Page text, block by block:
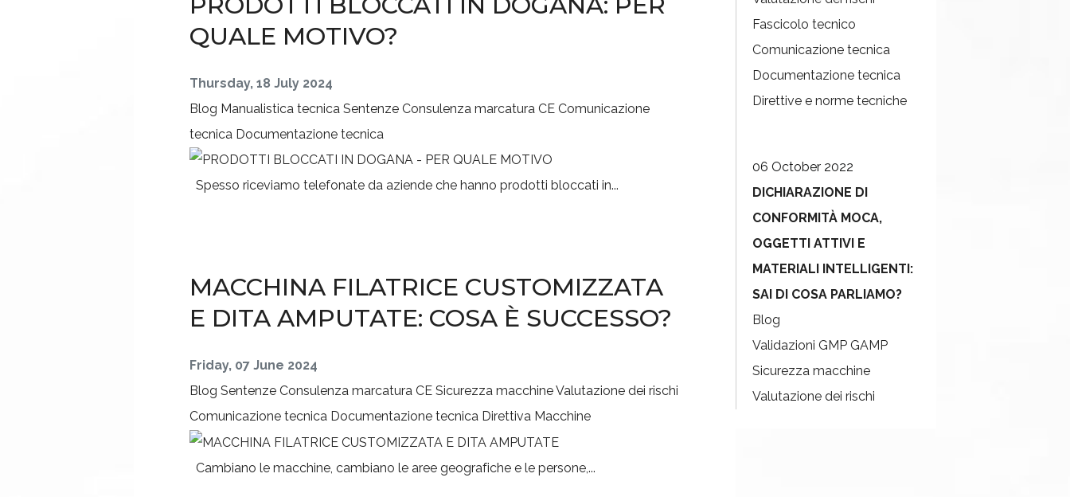
QUALE MOTIVO?
Thursday, 18 July 2024
Blog Manualistica tecnica Sentenze Consulenza marcatura CE Comunicazione
tecnica Documentazione tecnica
Spesso riceviamo telefonate da aziende che hanno prodotti bloccati in...
MACCHINA FILATRICE CUSTOMIZZATA
E DITA AMPUTATE: COSA È SUCCESSO?
Friday, 07 June 2024
Blog Sentenze Consulenza marcatura CE Sicurezza macchineValutazione dei rischi
Comunicazione tecnica Documentazione tecnica Direttiva Macchine
Cambiano le macchine, cambiano le aree geografiche e le persone,...
Fascicolo tecnico
Comunicazione tecnica
Documentazione tecnica
Direttive e norme tecniche
06 October 2022
DICHIARAZIONE DI
CONFORMITÀ MOCA,
OGGETTI ATTIVI E
MATERIALI INTELLIGENTI:
SAI DI COSA PARLIAMO?
Blog
Validazioni GMP GAMP
Sicurezza macchine
Valutazione dei rischi